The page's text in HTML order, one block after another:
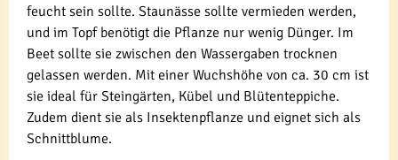
feucht sein sollte. Staunässe sollte vermieden werden,
und im Topf benötigt die Pflanze nur wenig Dünger. Im
Beet sollte sie zwischen den Wassergaben trocknen
gelassen werden. Mit einer Wuchshöhe von ca. 30 cm ist
sie ideal für Steingärten, Kübel und Blütenteppiche.
Zudem dient sie als Insektenpflanze und eignet sich als
Schnittblume.